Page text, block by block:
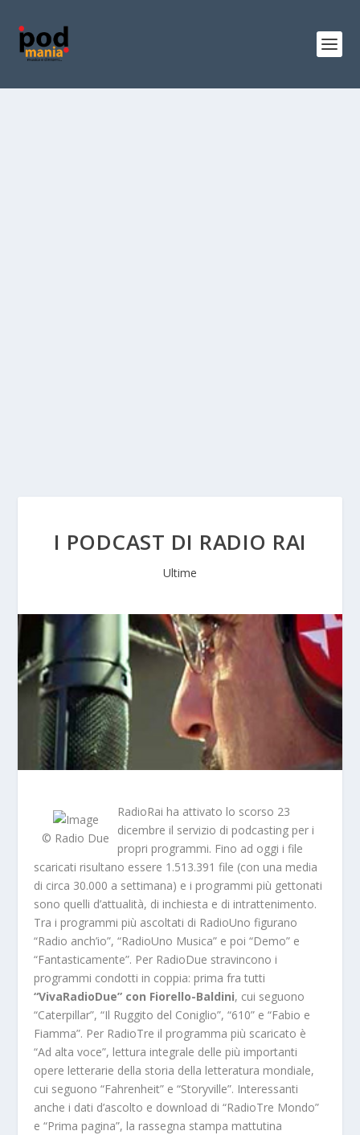
I PODCAST DI RADIO RAI
Ultime
© Radio Due
RadioRai ha attivato lo scorso 23
dicembre il servizio di podcasting per i
propri programmi. Fino ad oggi i file
scaricati risultano essere 1.513.391 file (con una media
di circa 30.000 a settimana) e i programmi più gettonati
sono quelli d’attualità, di inchiesta e di intrattenimento.
Tra i programmi più ascoltati di RadioUno figurano
“Radio anch’io”, “RadioUno Musica” e poi “Demo” e
“Fantasticamente”. Per RadioDue stravincono i
programmi condotti in coppia: prima fra tutti
“VivaRadioDue” con Fiorello-Baldini, cui seguono
“Caterpillar”, “Il Ruggito del Coniglio”, “610” e “Fabio e
Fiamma”. Per RadioTre il programma più scaricato è
“Ad alta voce”, lettura integrale delle più importanti
opere letterarie della storia della letteratura mondiale,
cui seguono “Fahrenheit” e “Storyville”. Interessanti
anche i dati d’ascolto e download di “RadioTre Mondo”
e “Prima pagina”, la rassegna stampa mattutina